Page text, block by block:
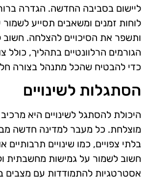
ליישום בסביבה החדשה. הגדרה
לוחות זמנים ומשאבים תסייע
ותשפר את הסיכויים להצלחה.
הגורמים הרלוונטיים בתהליך, כולל
כדי להבטיח שהכל מתנהל בצורה
הסתגלות לשינויים
היכולת להסתגל לשינויים היא
מוצלחת. כל מעבר למדינה חדשה
בלתי צפויים, כמו שינויים תרבותיים
חשוב לשמור על גמישות מחשבתית
אסטרטגיות להתמודדות עם מצבים